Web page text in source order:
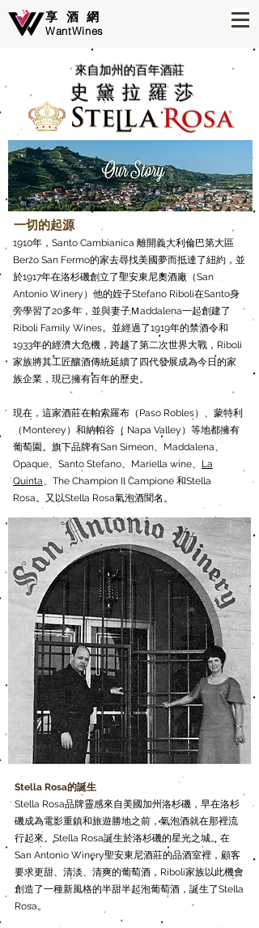
享酒網
WantWines
​來自加州的百年酒莊
史黛拉羅莎
1910年，Santo Cambianica 離開義大利倫巴第大區
Berzo San Fermo的家去尋找美國夢而抵達了紐約，並
於1917年在洛杉磯創立了聖安東尼奧酒廠（San
Antonio Winery）他的姪子Stefano Riboli在Santo身
旁學習了20多年，並與妻子Ｍaddalena一起創建了
Riboli Family Wines。並經過了1919年的禁酒令和
1933年的經濟大危機，跨越了第二次世界大戰，Riboli
家族將其工匠釀酒傳統延續了四代發展成為今日的家
族企業，現已擁有百年的歷史。
現在，這家酒莊在帕索羅布（Paso Robles）、蒙特利
（Monterey）和納帕谷（ Napa Valley）等地都擁有
葡萄園。旗下品牌有San Simeon、Maddalena、
Opaque、Santo Stefano、Mariella wine、 La
Quinta、The Champion Il Campione 和Stella
Rosa。又以Stella Rosa氣泡酒聞名。
一切的起源
​Stella Rosa的誕生
Stella Rosa品牌靈感來自美國加州洛杉磯，早在洛杉
磯成為電影重鎮和旅遊勝地之前，氣泡酒就在那裡流
行起來。Stella Rosa誕生於洛杉磯的星光之城。在
San Antonio Winery聖安東尼酒莊的品酒室裡，顧客
要求更甜、清淡、清爽的葡萄酒，Riboli家族以此機會
創造了一種新風格的半甜半起泡葡萄酒，誕生了Stella
Rosa。